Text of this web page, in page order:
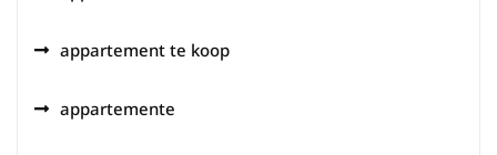
appartement te koop
appartemente